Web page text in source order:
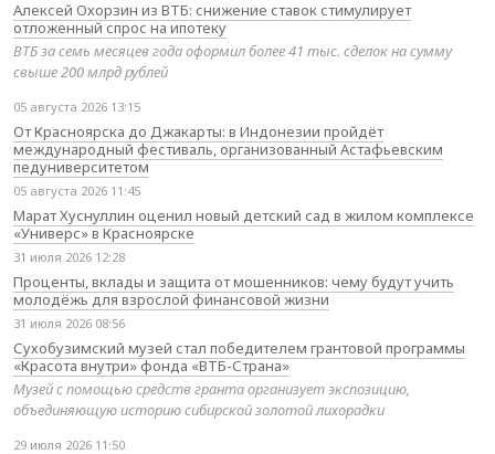
Алексей Охорзин из ВТБ: снижение ставок стимулирует
отложенный спрос на ипотеку
ВТБ за семь месяцев года оформил более 41 тыс. сделок на сумму
свыше 200 млрд рублей
05 августа 2026 13:15
От Красноярска до Джакарты: в Индонезии пройдёт
международный фестиваль, организованный Астафьевским
педуниверситетом
05 августа 2026 11:45
Марат Хуснуллин оценил новый детский сад в жилом комплексе
«Универс» в Красноярске
31 июля 2026 12:28
Проценты, вклады и защита от мошенников: чему будут учить
молодёжь для взрослой финансовой жизни
31 июля 2026 08:56
Сухобузимский музей стал победителем грантовой программы
«Красота внутри» фонда «ВТБ-Страна»
Музей с помощью средств гранта организует экспозицию,
объединяющую историю сибирской золотой лихорадки
29 июля 2026 11:50